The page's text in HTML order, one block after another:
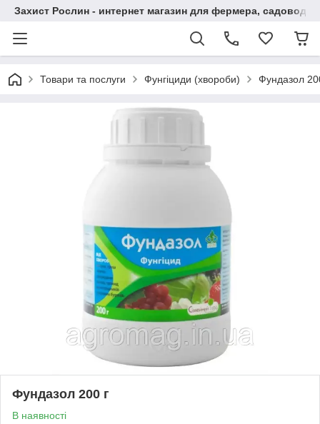
Захист Рослин - интернет магазин для фермера,
Товари та послуги Фунгіциди (хвороби) Фундазол
Фундазол 200 г
В наявності